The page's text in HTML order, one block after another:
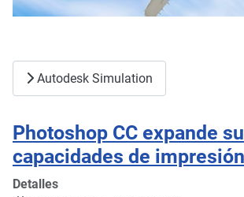
Autodesk Simulation
Photoshop CC expande
capacidades de
Detalles